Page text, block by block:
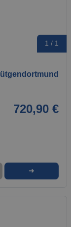
1 / 1
720,90 €
➜